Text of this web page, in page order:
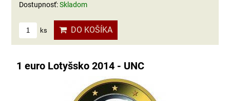
Dostupnosť:Skladom
ks DO KOŠÍKA
1 euro Lotyšsko 2014 - UNC